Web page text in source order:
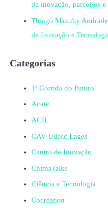
de inovação, parceiros e
Thiago Mazuhy
de Inovação e
Categorias
1ª Corrida do Futuro
Acate
ACIL
CAV Udesc Lages
Centro de Inovação
ChimaTalks
Ciência e Tecnologia
Cocreation